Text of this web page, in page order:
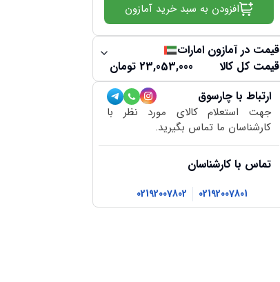
افزودن به سبد خرید آمازون
قیمت در آمازون امارات
قیمت کل کالا
23,053,000 تومان
ارتباط با چارسوق
جهت استعلام کالای مورد نظر با
کارشناسان ما تماس بگیرید.
تماس با کارشناسان
02192007801
02192007802